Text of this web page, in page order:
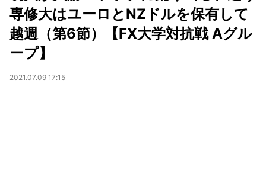
専修大はユーロとNZドルを保有して
越週（第6節）【FX大学対抗戦 Aグル
ープ】
2021.07.09 17:15